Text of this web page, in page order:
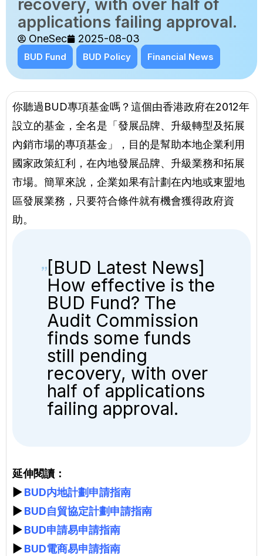
recovery, with over half of
applications failing approval.
OneSec 2025-08-03
BUD Fund BUD Policy Financial News
你聽過BUD專項基金嗎？這個由香港政府在2012年
設立的基金，全名是「發展品牌、升級轉型及拓展
內銷市場的專項基金」，目的是幫助本地企業利用
國家政策紅利，在內地發展品牌、升級業務和拓展
市場。簡單來說，企業如果有計劃在內地或東盟地
區發展業務，只要符合條件就有機會獲得政府資
助。
[BUD Latest News]
How effective is the
BUD Fund? The
Audit Commission
finds some funds
still pending
recovery, with over
half of applications
failing approval.
延伸閱讀：
▶BUD内地計劃申請指南
▶BUD自貿協定計劃申請指南
▶BUD申請易申請指南
▶BUD電商易申請指南